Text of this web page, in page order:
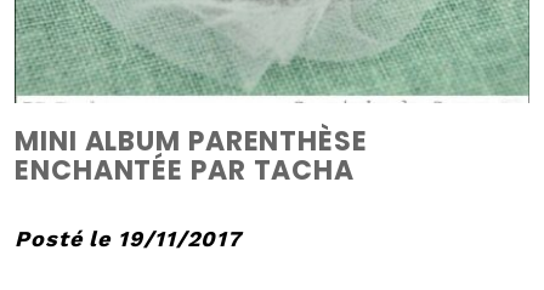
MINI ALBUM PARENTHÈSE
ENCHANTÉE PAR TACHA
Posté le 19/11/2017